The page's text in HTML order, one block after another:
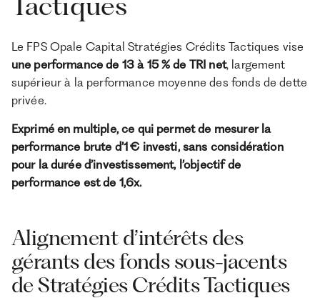
Le FPS Opale Capital Stratégies Crédits Tactiques vise
une performance de 13 à 15 % de TRI net, largement
supérieur à la performance moyenne des fonds de dette
privée.
Exprimé en multiple, ce qui permet de mesurer la
performance brute d’1 € investi, sans considération
pour la durée d’investissement, l’objectif de
performance est de 1,6x.
Alignement d’intérêts des
gérants des fonds sous-jacents
de Stratégies Crédits Tactiques